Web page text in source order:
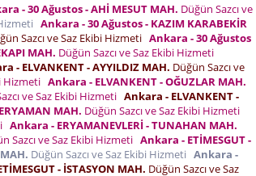
- 30 Ağustos - AHİ MESUT MAH. Düğün Sazcı ve
Ankara - 30 Ağustos - KAZIM KARABEKİR
Sazcı ve Saz Ekibi Hizmeti Ankara - 30 Ağustos
MAH. Düğün Sazcı ve Saz Ekibi Hizmeti
- ELVANKENT - AYYILDIZ MAH. Düğün Sazcı ve
Hizmeti Ankara - ELVANKENT - OĞUZLAR MAH.
ve Saz Ekibi Hizmeti Ankara - ELVANKENT -
MAH. Düğün Sazcı ve Saz Ekibi Hizmeti
Ankara - ERYAMANEVLERİ - TUNAHAN MAH.
Sazcı ve Saz Ekibi Hizmeti Ankara - ETİMESGUT -
Düğün Sazcı ve Saz Ekibi Hizmeti Ankara -
- İSTASYON MAH. Düğün Sazcı ve Saz